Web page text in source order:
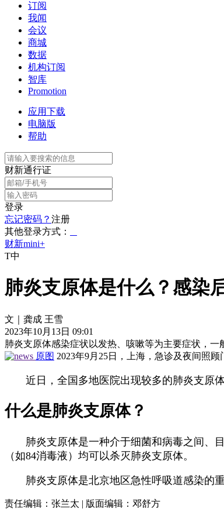
订阅
我闻
会议
商城
数据
机构订阅
智库
Promotion
应用下载
电脑版
帮助
财新通行证
登录
忘记密码？ 注册
其他登录方式：
财新mini+
T中
肺炎支原体是什么？感染
文｜龚成 王雪
2023年10月13日 09:01
肺炎支原体感染症状以发热、咳嗽等为主要症状，
原图 2023年9月25日，上海，急诊及夜间照
近日，全国多地医院出现较多的肺炎支原体
什么是肺炎支原体？
肺炎支原体是一种介于细菌和病毒之间、目
（如84消毒液）均可以杀灭肺炎支原体。
肺炎支原体是北京地区急性呼吸道感染的重
责任编辑：张兰太 | 版面编辑：邓舒方